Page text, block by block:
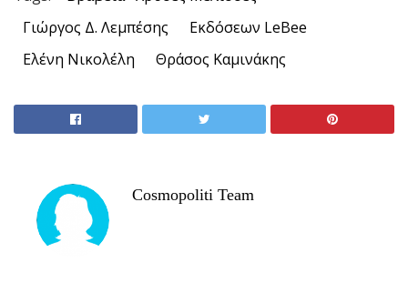
Γιώργος Δ. Λεμπέσης
Εκδόσεων LeBee
Ελένη Νικολέλη
Θράσος Καμινάκης
Cosmopoliti Team